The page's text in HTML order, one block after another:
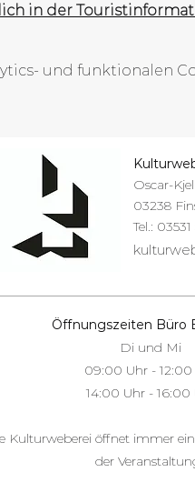
in der
und funktionalen
Oscar-
03238
Tel.:
Öffnungszeiten Büro
Di und Mi
09:00 Uhr - 12:00
14:00 Uhr - 16:00
Kulturweberei öffnet immer
der